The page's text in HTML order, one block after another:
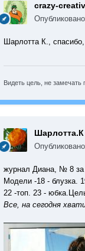
crazy-
Опубликовано
Шарлотта К.,
Видеть цель, не замечать
Шарлотта.К
Опубликовано
журнал Диана, № 8 за
Модели -18 - блузка.
22 -топ. 23 -
Все, на сегодня